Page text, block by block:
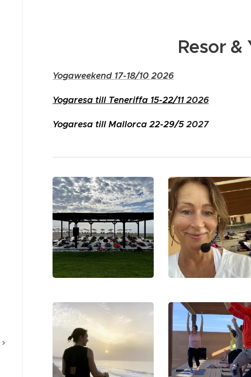
Resor &
Yogaweekend 17-18/10 2026
Yogaresa till Teneriffa 15-22/11 2026
Yogaresa till Mallorca 22-29/5 2027